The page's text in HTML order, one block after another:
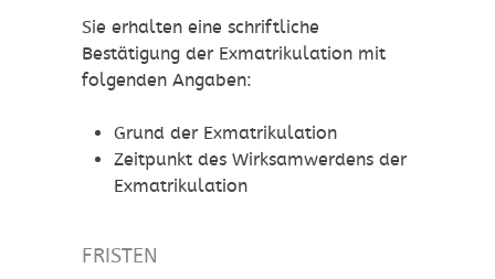
Sie erhalten eine schriftliche
Bestätigung der Exmatrikulation mit
folgenden Angaben:
Grund der Exmatrikulation
Zeitpunkt des Wirksamwerdens der
Exmatrikulation
FRISTEN